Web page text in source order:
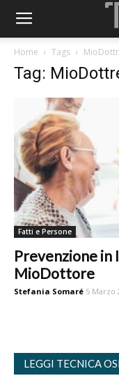
Home Tags
Tag:
Fatti e Persone
Prevenzione in
MioDottore
Stefania Somaré 5 Marzo
LEGGI TECNICA